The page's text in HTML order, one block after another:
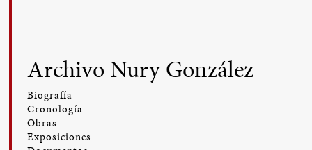
Archivo Nury González
Biografía
Cronología
Obras
Exposiciones